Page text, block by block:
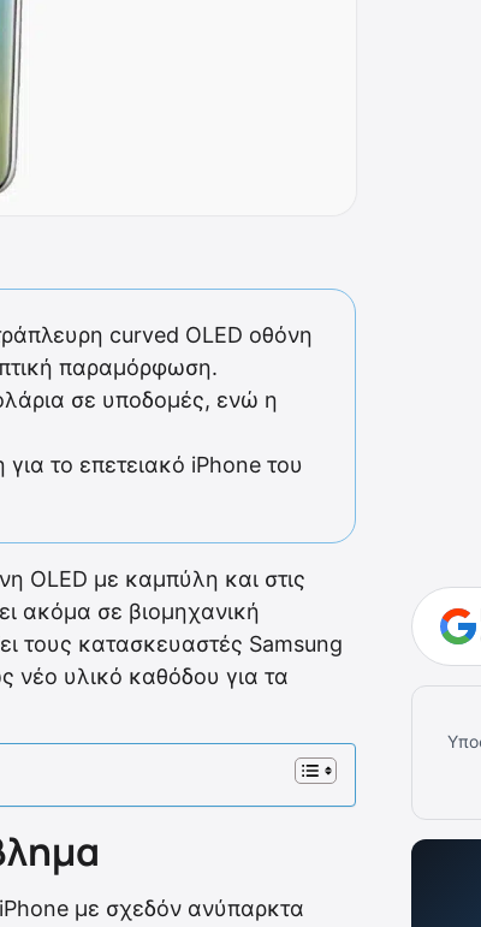
curved OLED οθόνη
παραμόρφωση.
σε υποδομές, ενώ η
για το επετειακό iPhone του
OLED με καμπύλη και στις
ακόμα σε βιομηχανική
τους κατασκευαστές Samsung
νέο υλικό καθόδου για τα
με σχεδόν ανύπαρκτα